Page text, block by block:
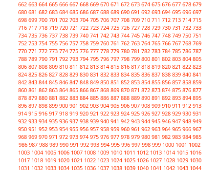
662 663 664 665 666 667 668 669 670 671 672 673 674 675 676 677 678 679
680 681 682 683 684 685 686 687 688 689 690 691 692 693 694 695 696 697
698 699 700 701 702 703 704 705 706 707 708 709 710 711 712 713 714 715
716 717 718 719 720 721 722 723 724 725 726 727 728 729 730 731 732 733
734 735 736 737 738 739 740 741 742 743 744 745 746 747 748 749 750 751
752 753 754 755 756 757 758 759 760 761 762 763 764 765 766 767 768 769
770 771 772 773 774 775 776 777 778 779 780 781 782 783 784 785 786 787
788 789 790 791 792 793 794 795 796 797 798 799 800 801 802 803 804 805
806 807 808 809 810 811 812 813 814 815 816 817 818 819 820 821 822 823
824 825 826 827 828 829 830 831 832 833 834 835 836 837 838 839 840 841
842 843 844 845 846 847 848 849 850 851 852 853 854 855 856 857 858 859
860 861 862 863 864 865 866 867 868 869 870 871 872 873 874 875 876 877
878 879 880 881 882 883 884 885 886 887 888 889 890 891 892 893 894 895
896 897 898 899 900 901 902 903 904 905 906 907 908 909 910 911 912 913
914 915 916 917 918 919 920 921 922 923 924 925 926 927 928 929 930 931
932 933 934 935 936 937 938 939 940 941 942 943 944 945 946 947 948 949
950 951 952 953 954 955 956 957 958 959 960 961 962 963 964 965 966 967
968 969 970 971 972 973 974 975 976 977 978 979 980 981 982 983 984 985
986 987 988 989 990 991 992 993 994 995 996 997 998 999 1000 1001 1002
1003 1004 1005 1006 1007 1008 1009 1010 1011 1012 1013 1014 1015 1016
1017 1018 1019 1020 1021 1022 1023 1024 1025 1026 1027 1028 1029 1030
1031 1032 1033 1034 1035 1036 1037 1038 1039 1040 1041 1042 1043 1044